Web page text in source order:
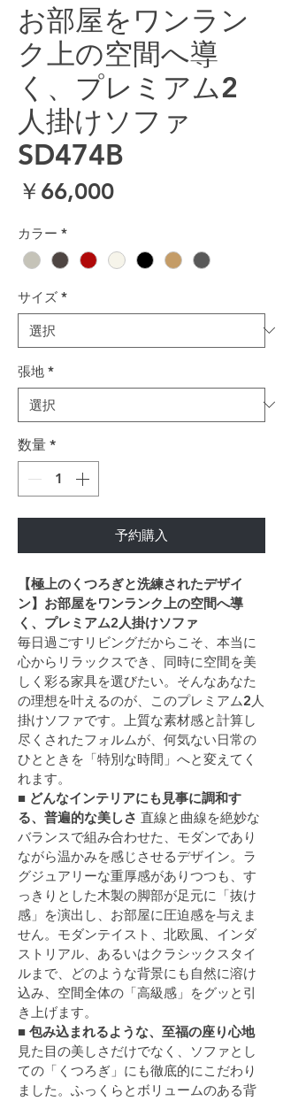
お部屋をワンラン
ク上の空間へ導
く、プレミアム2
人掛けソファ
SD474B
￥66,000価格
カラー *
サイズ *
張地 *
数量 *
予約購入
【極上のくつろぎと洗練されたデザイ
ン】お部屋をワンランク上の空間へ導
く、プレミアム2人掛けソファ
毎日過ごすリビングだからこそ、本当に
心からリラックスでき、同時に空間を美
しく彩る家具を選びたい。そんなあなた
の理想を叶えるのが、このプレミアム2人
掛けソファです。上質な素材感と計算し
尽くされたフォルムが、何気ない日常の
ひとときを「特別な時間」へと変えてく
れます。
■ どんなインテリアにも見事に調和す
る、普遍的な美しさ 直線と曲線を絶妙な
バランスで組み合わせた、モダンであり
ながら温かみを感じさせるデザイン。ラ
グジュアリーな重厚感がありつつも、す
っきりとした木製の脚部が足元に「抜け
感」を演出し、お部屋に圧迫感を与えま
せん。モダンテイスト、北欧風、インダ
ストリアル、あるいはクラシックスタイ
ルまで、どのような背景にも自然に溶け
込み、空間全体の「高級感」をグッと引
き上げます。
■ 包み込まれるような、至福の座り心地
見た目の美しさだけでなく、ソファとし
ての「くつろぎ」にも徹底的にこだわり
ました。ふっくらとボリュームのある背